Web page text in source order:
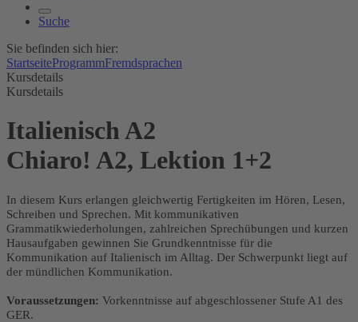
Suche
Sie befinden sich hier:
StartseiteProgrammFremdsprachen
Kursdetails
Kursdetails
Italienisch A2
Chiaro! A2, Lektion 1+2
In diesem Kurs erlangen gleichwertig Fertigkeiten im Hören, Lesen,
Schreiben und Sprechen. Mit kommunikativen
Grammatikwiederholungen, zahlreichen Sprechübungen und kurzen
Hausaufgaben gewinnen Sie Grundkenntnisse für die
Kommunikation auf Italienisch im Alltag. Der Schwerpunkt liegt auf
der mündlichen Kommunikation.
Voraussetzungen: Vorkenntnisse auf abgeschlossener Stufe A1 des
GER.